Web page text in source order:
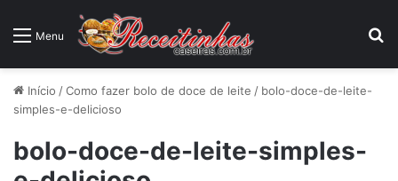
Menu
Início /Como fazer bolo de doce de leite / bolo-doce-de-leite-
simples-e-delicioso
bolo-doce-de-leite-simples-